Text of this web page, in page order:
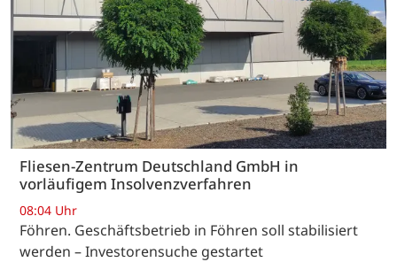
Fliesen-Zentrum Deutschland GmbH in
vorläufigem Insolvenzverfahren
08:04 Uhr
Föhren. Geschäftsbetrieb in Föhren soll stabilisiert
werden – Investorensuche gestartet